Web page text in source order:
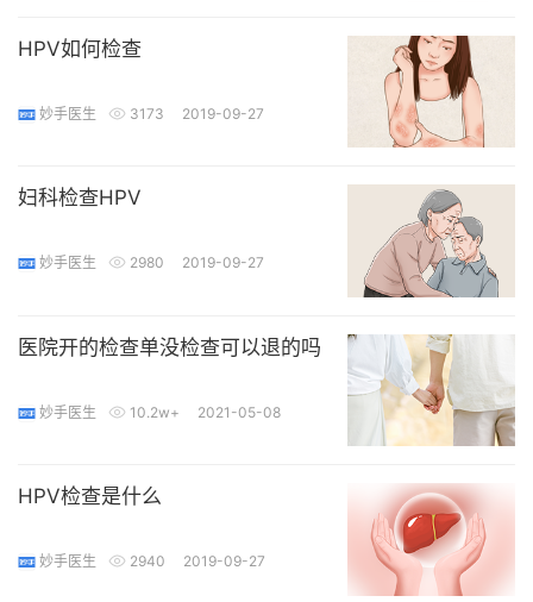
HPV如何检查
妙手医生 3173 2019-09-27
妇科检查HPV
妙手医生 2980 2019-09-27
医院开的检查单没检查可以退的吗
妙手医生 10.2w+ 2021-05-08
HPV检查是什么
妙手医生 2940 2019-09-27